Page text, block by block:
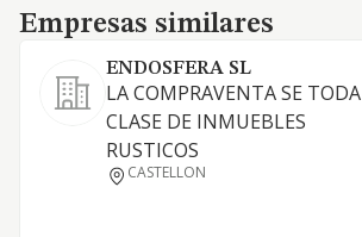
Empresas similares
Empresas similares
ENDOSFERA SL
LA COMPRAVENTA SE TODA
CLASE DE INMUEBLES
RUSTICOS
CASTELLON